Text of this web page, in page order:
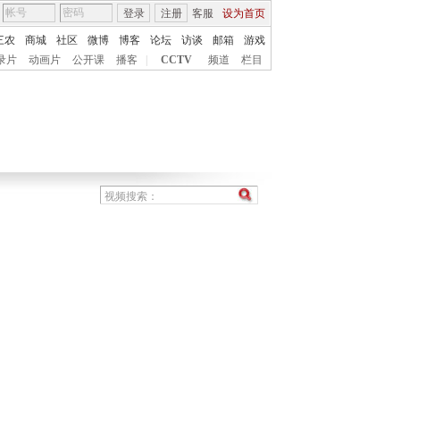
客服 设为首页
登录 注册
农 商城 社区 微博 博客 论坛 访谈 邮箱
游戏
片 动画片 公开课 播客 CCTV 频道 栏目